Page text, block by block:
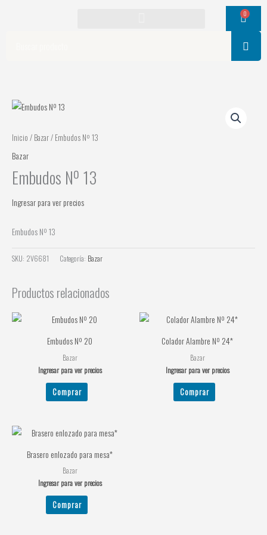
0
Cart
Inicio / Bazar/ Embudos Nº 13
Bazar
Embudos Nº 13
Ingresar para ver precios
Embudos Nº 13
SKU: 2V6681 Categoría: Bazar
Productos relacionados
Embudos Nº 20
Bazar
Ingresar para ver precios
Comprar
Colador Alambre Nº 24*
Bazar
Ingresar para ver precios
Comprar
Brasero enlozado para mesa*
Bazar
Ingresar para ver precios
Comprar